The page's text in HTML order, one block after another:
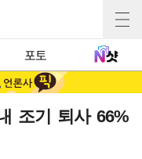
포토
조기 퇴사 66%